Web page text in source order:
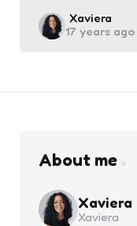
Posted
by
Xaviera
17 years ago
About me
Xaviera
Xaviera